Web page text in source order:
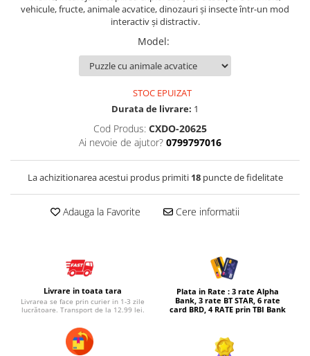
Pictura, modelaj si accesorii
Tarc joaca cu bile
Corturi copii
vehicule, fructe, animale acvatice, dinozauri și insecte într-un mod
interactiv și distractiv.
Model:
STOC EPUIZAT
Durata de livrare: 1
Cod Produs: CXDO-20625
Ai nevoie de ajutor? 0799797016
La achizitionarea acestui produs primiti 18puncte de fidelitate
Adauga la Favorite Cere informatii
Livrare in toata tara
Livrarea se face prin curier in 1-3 zile
lucrătoare. Transport de la 12.99 lei.
Plata in Rate : 3 rate Alpha
Bank, 3 rate BT STAR, 6 rate
card BRD, 4 RATE prin TBI Bank